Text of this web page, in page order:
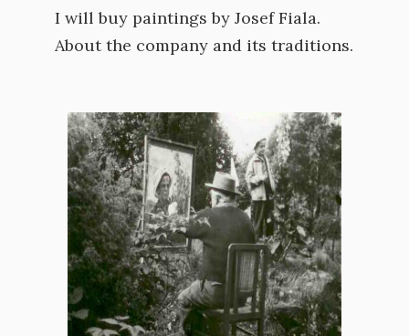
I will buy paintings by Josef Fiala.
About the company and its traditions.